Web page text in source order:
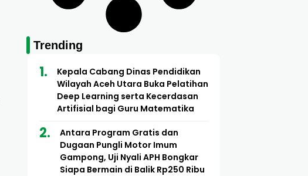
Trending
Kepala Cabang Dinas Pendidikan
Wilayah Aceh Utara Buka Pelatihan
Deep Learning serta Kecerdasan
Artifisial bagi Guru Matematika
Antara Program Gratis dan
Dugaan Pungli Motor Imum
Gampong, Uji Nyali APH Bongkar
Siapa Bermain di Balik Rp250 Ribu